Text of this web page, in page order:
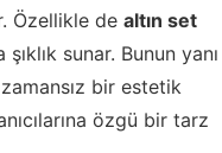
Özellikle de altın set
sunar. Bunun yanı
bir estetik
özgü bir tarz